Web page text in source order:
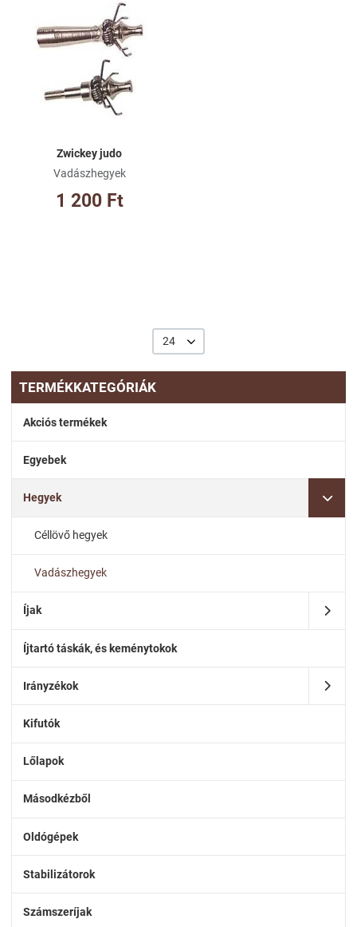
TERMÉKKATEGÓRIÁK
Akciós termékek
Egyebek
Hegyek
Céllövő hegyek
Vadászhegyek
Íjak
Íjtartó táskák, és keménytokok
Irányzékok
Kifutók
Lőlapok
Másodkézből
Oldógépek
Stabilizátorok
Számszeríjak
Zwickey judo
Vadászhegyek
1 200 Ft
24